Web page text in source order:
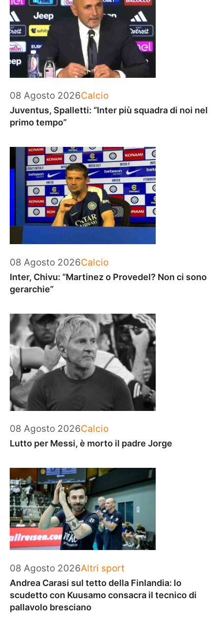
08 Agosto 2026Categorie
Calcio
Juventus, Spalletti: “Inter più squadra di noi nel
primo tempo”
08 Agosto 2026Categorie
Calcio
Inter, Chivu: “Martinez o Provedel? Non ci sono
gerarchie”
08 Agosto 2026Categorie
Calcio
Lutto per Messi, è morto il padre Jorge
08 Agosto 2026Categorie
Altri sport
Andrea Carasi sul tetto della Finlandia: lo
scudetto con Kuusamo consacra il tecnico di
pallavolo bresciano